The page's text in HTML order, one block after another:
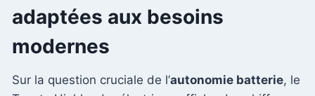
adaptées aux besoins
modernes
Sur la question cruciale de l’autonomie batterie, le